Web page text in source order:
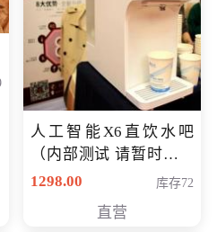
人工智能X6直饮水吧
（内部测试 请暂时不要
购买）
1298.00 库存72
直营